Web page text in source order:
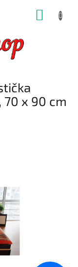
70 x 90 cm